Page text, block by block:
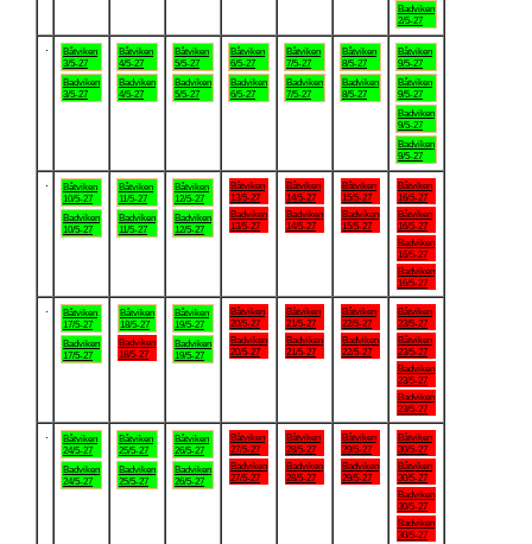
Badviken
2/5-27
Båtviken
3/5-27
Badviken
3/5-27
Båtviken
4/5-27
Badviken
4/5-27
Båtviken
5/5-27
Badviken
5/5-27
Båtviken
6/5-27
Badviken
6/5-27
Båtviken
7/5-27
Badviken
7/5-27
Båtviken
8/5-27
Badviken
8/5-27
Båtviken
9/5-27
Båtviken
9/5-27
Badviken
9/5-27
Badviken
9/5-27
Båtviken
10/5-27
Badviken
10/5-27
Båtviken
11/5-27
Badviken
11/5-27
Båtviken
12/5-27
Badviken
12/5-27
Båtviken
13/5-27
Badviken
13/5-27
Båtviken
14/5-27
Badviken
14/5-27
Båtviken
15/5-27
Badviken
15/5-27
Båtviken
16/5-27
Båtviken
16/5-27
Badviken
16/5-27
Badviken
16/5-27
Båtviken
17/5-27
Badviken
17/5-27
Båtviken
18/5-27
Badviken
18/5-27
Båtviken
19/5-27
Badviken
19/5-27
Båtviken
20/5-27
Badviken
20/5-27
Båtviken
21/5-27
Badviken
21/5-27
Båtviken
22/5-27
Badviken
22/5-27
Båtviken
23/5-27
Båtviken
23/5-27
Badviken
23/5-27
Badviken
23/5-27
Båtviken
24/5-27
Badviken
24/5-27
Båtviken
25/5-27
Badviken
25/5-27
Båtviken
26/5-27
Badviken
26/5-27
Båtviken
27/5-27
Badviken
27/5-27
Båtviken
28/5-27
Badviken
28/5-27
Båtviken
29/5-27
Badviken
29/5-27
Båtviken
30/5-27
Båtviken
30/5-27
Badviken
30/5-27
Badviken
30/5-27